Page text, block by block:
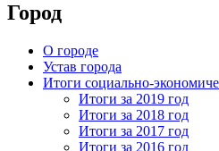
Город
О городе
Устав города
Итоги социально-
Итоги за 2019 год
Итоги за 2018 год
Итоги за 2017 год
Итоги за 2016 год